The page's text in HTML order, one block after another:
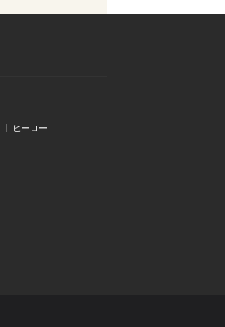
ヒーロー